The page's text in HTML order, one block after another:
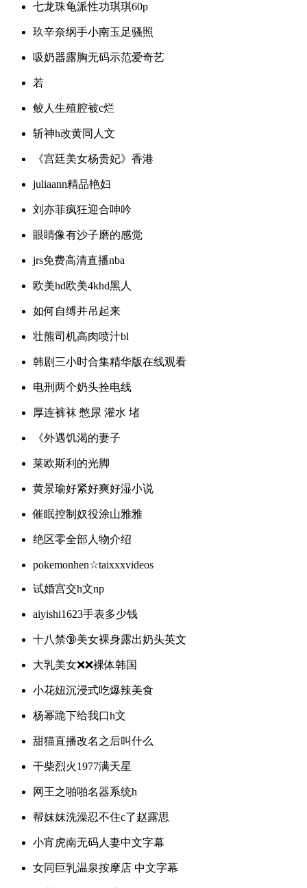
七龙珠龟派性功琪琪60p
玖辛奈纲手小南玉足骚照
吸奶器露胸无码示范爱奇艺
若
鲛人生殖腔被c烂
斩神h改黄同人文
《宫廷美女杨贵妃》香港
juliaann精品艳妇
刘亦菲疯狂迎合呻吟
眼睛像有沙子磨的感觉
jrs免费高清直播nba
欧美hd欧美4khd黑人
如何自缚并吊起来
壮熊司机高肉喷汁bl
韩剧三小时合集精华版在线观看
电刑两个奶头拴电线
厚连裤袜 憋尿 灌水 堵
《外遇饥渴的妻子
莱欧斯利的光脚
黄景瑜好紧好爽好湿小说
催眠控制奴役涂山雅雅
绝区零全部人物介绍
pokemonhen☆taixxxvideos
试婚宫交h文np
aiyishi1623手表多少钱
十八禁🔞美女裸身露出奶头英文
大乳美女❌❌裸体韩国
小花妞沉浸式吃爆辣美食
杨幂跪下给我口h文
甜猫直播改名之后叫什么
干柴烈火1977满天星
网王之啪啪名器系统h
帮妺妺洗澡忍不住c了赵露思
小宵虎南无码人妻中文字幕
女同巨乳温泉按摩店 中文字幕